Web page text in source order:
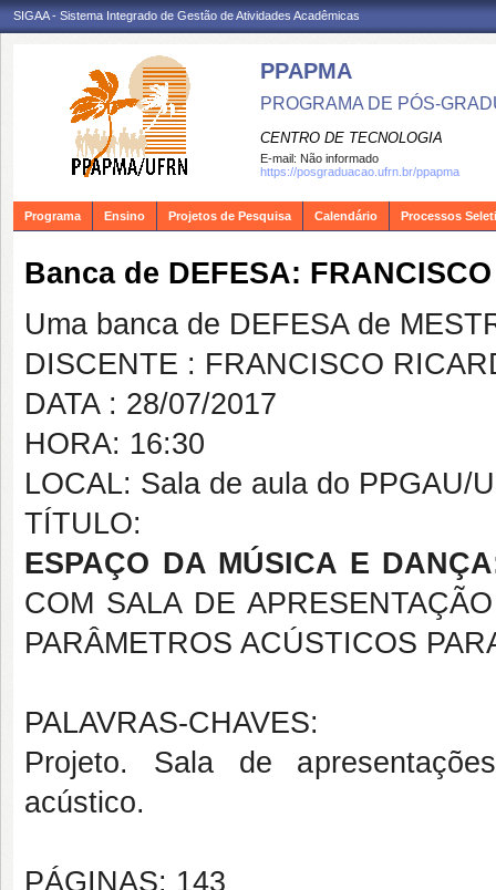
SIGAA - Sistema Integrado de Gestão de Atividades Acadêmicas
PPAPMA
PROGRAMA DE PÓS-
CENTRO DE TECNOLOGIA
E-mail: Não informado
https://posgraduacao.ufrn.br/ppapma
Programa Ensino Projetos de Pesquisa Calendário Processos
Banca de DEFESA:
Uma banca de DEFESA de
DISCENTE : FRANCISCO
DATA : 28/07/2017
HORA: 16:30
LOCAL: Sala de aula do PPGAU/
TÍTULO:
ESPAÇO DA MÚSICA E
COM SALA DE
PARÂMETROS ACÚSTICOS
PALAVRAS-CHAVES:
Projeto. Sala de
acústico.
PÁGINAS: 143